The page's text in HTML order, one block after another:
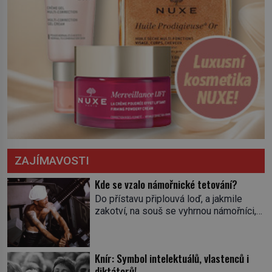
ZAJÍMAVOSTI
Kde se vzalo námořnické tetování?
Do přístavu připlouvá loď, a jakmile
zakotví, na souš se vyhrnou námořníci,
potetované paže. Námořnická kérka je
Knír: Symbol intelektuálů, vlastenců i